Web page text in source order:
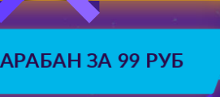
ЗА 99 РУБ